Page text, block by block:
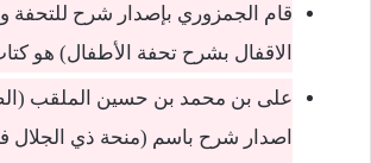
قام الجمزوري بإصدار شرح للتحفة
الاقفال بشرح تحفة الأطفال) هو
على بن محمد بن حسين الملقب
اصدار شرح باسم (منحة ذي